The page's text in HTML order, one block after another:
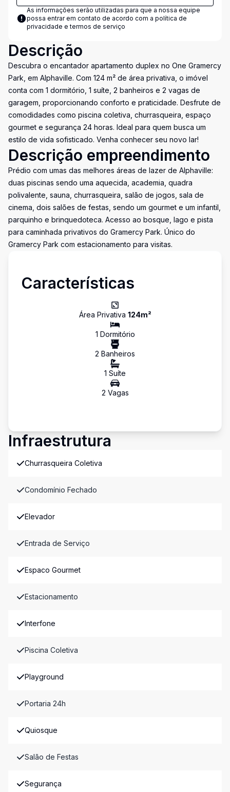
As informações serão utilizadas para que a nossa equipe
possa entrar em contato de acordo com a política de
privacidade e termos de serviço
Descrição
Descubra o encantador apartamento duplex no One Gramercy
Park, em Alphaville. Com 124 m² de área privativa, o imóvel
conta com 1 dormitório, 1 suíte, 2 banheiros e 2 vagas de
garagem, proporcionando conforto e praticidade. Desfrute de
comodidades como piscina coletiva, churrasqueira, espaço
gourmet e segurança 24 horas. Ideal para quem busca um
estilo de vida sofisticado. Venha conhecer seu novo lar!
Descrição empreendimento
Prédio com umas das melhores áreas de lazer de Alphaville:
duas piscinas sendo uma aquecida, academia, quadra
polivalente, sauna, churrasqueira, salão de jogos, sala de
cinema, dois salões de festas, sendo um gourmet e um infantil,
parquinho e brinquedoteca. Acesso ao bosque, lago e pista
para caminhada privativos do Gramercy Park. Único do
Gramercy Park com estacionamento para visitas.
Características
Área Privativa 124m²
1 Dormitório
2 Banheiros
1 Suíte
2 Vagas
Infraestrutura
Churrasqueira Coletiva
Condomínio Fechado
Elevador
Entrada de Serviço
Espaco Gourmet
Estacionamento
Interfone
Piscina Coletiva
Playground
Portaria 24h
Quiosque
Salão de Festas
Segurança